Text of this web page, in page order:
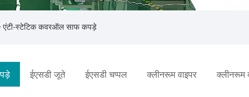
एंटी-स्टेटिक कवरऑल साफ कपड़े
ईएसडी जूते ईएसडी चप्पल क्लीनरूम वाइपर क्लीनरूम